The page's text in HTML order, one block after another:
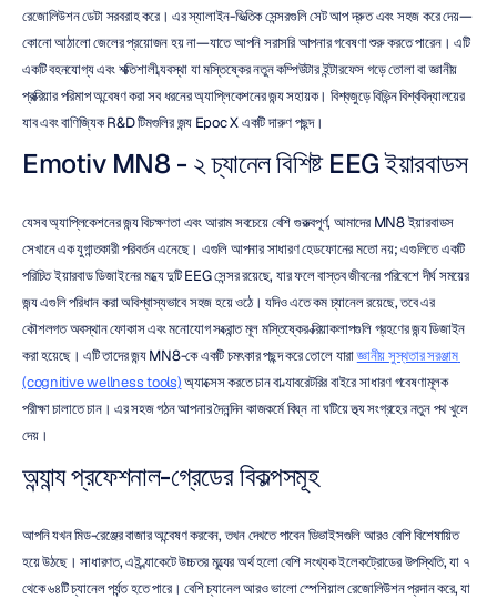
রেজোলিউশন ডেটা সরবরাহ করে। এর স্যালাইন-ভিত্তিক সেন্সরগুলি সেট আপ দ্রুত এবং সহজ করে দেয়—
কোনো আঠালো জেলের প্রয়োজন হয় না—যাতে আপনি সরাসরি আপনার গবেষণা শুরু করতে পারেন। এটি
একটি বহনযোগ্য এবং শক্তিশালী ব্যবস্থা যা মস্তিষ্কের নতুন কম্পিউটার ইন্টারফেস গড়ে তোলা বা জ্ঞানীয়
প্রক্রিয়ার পরিমাপ অন্বেষণ করা সব ধরনের অ্যাপ্লিকেশনের জন্য সহায়ক। বিশ্বজুড়ে বিভিন্ন বিশ্ববিদ্যালয়ের
ল্যাব এবং বাণিজ্যিক R&D টিমগুলির জন্য Epoc X একটি দারুণ পছন্দ।
Emotiv MN8 - ২ চ্যানেল বিশিষ্ট EEG ইয়ারবাডস
যেসব অ্যাপ্লিকেশনের জন্য বিচক্ষণতা এবং আরাম সবচেয়ে বেশি গুরুত্বপূর্ণ, আমাদের MN8 ইয়ারবাডস
সেখানে এক যুগান্তকারী পরিবর্তন এনেছে। এগুলি আপনার সাধারণ হেডফোনের মতো নয়; এগুলিতে একটি
পরিচিত ইয়ারবাড ডিজাইনের মধ্যে দুটি EEG সেন্সর রয়েছে, যার ফলে বাস্তব জীবনের পরিবেশে দীর্ঘ সময়ের
জন্য এগুলি পরিধান করা অবিশ্বাস্যভাবে সহজ হয়ে ওঠে। যদিও এতে কম চ্যানেল রয়েছে, তবে এর
কৌশলগত অবস্থান ফোকাস এবং মনোযোগ সংক্রান্ত মূল মস্তিষ্কের ক্রিয়াকলাপগুলি গ্রহণের জন্য ডিজাইন
করা হয়েছে। এটি তাদের জন্য MN8-কে একটি চমৎকার পছন্দ করে তোলে যারা জ্ঞানীয় সুস্থতার সরঞ্জাম
(cognitive wellness tools) অ্যাক্সেস করতে চান বা ল্যাবরেটরির বাইরে সাধারণ গবেষণামূলক
পরীক্ষা চালাতে চান। এর সহজ গঠন আপনার দৈনন্দিন কাজকর্মে বিঘ্ন না ঘটিয়ে তথ্য সংগ্রহের নতুন পথ খুলে
দেয়।
অন্যান্য প্রফেশনাল-গ্রেডের বিকল্পসমূহ
আপনি যখন মিড-রেঞ্জের বাজার অন্বেষণ করবেন, তখন দেখতে পাবেন ডিভাইসগুলি আরও বেশি বিশেষায়িত
হয়ে উঠছে। সাধারণত, এই ব্র্যাকেটে উচ্চতর মূল্যের অর্থ হলো বেশি সংখ্যক ইলেকট্রোডের উপস্থিতি, যা ৭
থেকে ৬৪টি চ্যানেল পর্যন্ত হতে পারে। বেশি চ্যানেল আরও ভালো স্পেশিয়াল রেজোলিউশন প্রদান করে, যা